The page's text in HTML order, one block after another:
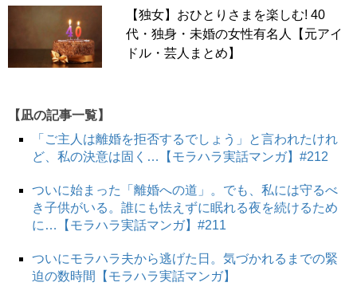
【独女】おひとりさまを楽しむ! 40
代・独身・未婚の女性有名人【元アイ
ドル・芸人まとめ】
【凪の記事一覧】
「ご主人は離婚を拒否するでしょう」と言われたけれ
ど、私の決意は固く…【モラハラ実話マンガ】#212
ついに始まった「離婚への道」。でも、私には守るべ
き子供がいる。誰にも怯えずに眠れる夜を続けるため
に…【モラハラ実話マンガ】#211
ついにモラハラ夫から逃げた日。気づかれるまでの緊
迫の数時間【モラハラ実話マンガ】